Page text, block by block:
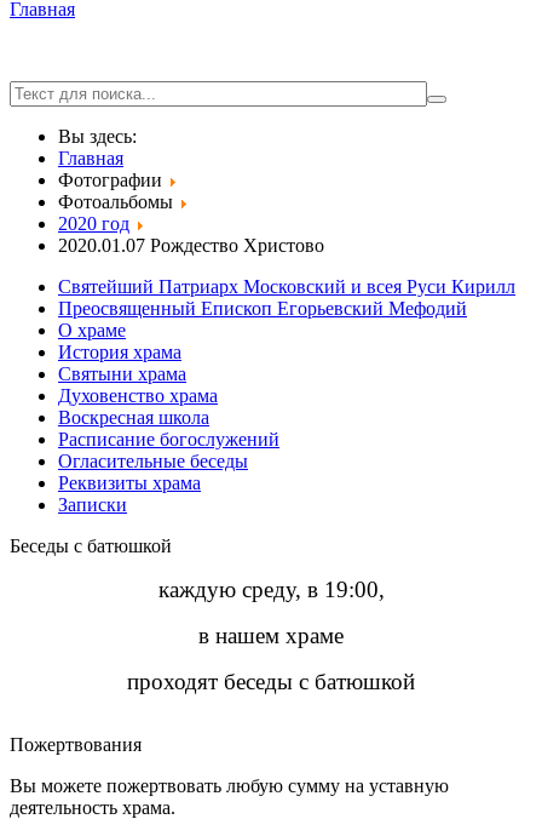
Главная
Вы здесь:
Главная
Фотографии
Фотоальбомы
2020 год
2020.01.07 Рождество Христово
Святейший Патриарх Московский и всея Руси Кирилл
Преосвященный Епископ Егорьевский Мефодий
О храме
История храма
Святыни храма
Духовенство храма
Воскресная школа
Расписание богослужений
Огласительные беседы
Реквизиты храма
Записки
Беседы с батюшкой
каждую среду, в 19:00,
в нашем храме
проходят беседы с батюшкой
Пожертвования
Вы можете пожертвовать любую сумму на уставную
деятельность храма.